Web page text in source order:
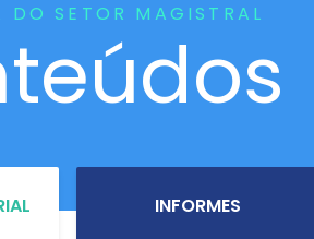
DO SETOR MAGISTRAL
INFORMES